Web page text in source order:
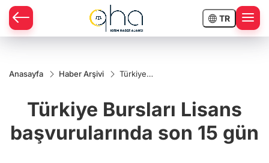
TR
Anasayfa Haber Arşivi
Türkiye
son 15 gün
Türkiye Bursları Lisans
başvurularında son 15 gün